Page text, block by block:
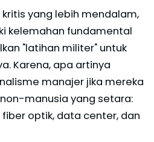
yang lebih mendalam,
kelemahan fundamental
"latihan militer" untuk
Karena, apa artinya
manajer jika mereka
manusia yang setara:
optik, data center, dan